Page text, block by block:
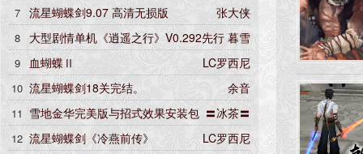
5.22版
7 张大侠
流星蝴蝶剑9.07 高清无损版
8 暮雪
大型剧情单机《逍遥之行》V0.292先行
版
9 LC罗西尼
血蝴蝶Ⅱ
10 余音
流星蝴蝶剑18关完结。
11 〓冰茶〓
雪地金华完美版与招式效果安装包
12 LC罗西尼
流星蝴蝶剑《冷燕前传》